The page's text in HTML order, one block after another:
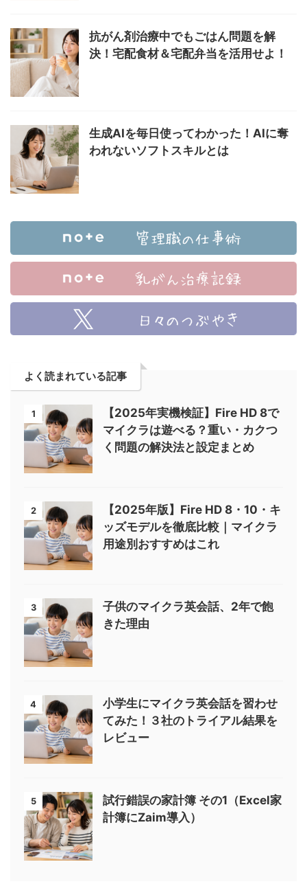
抗がん剤治療中でもごはん問題を解
決！宅配食材＆宅配弁当を活用せよ！
生成AIを毎日使ってわかった！AIに奪
われないソフトスキルとは
よく読まれている記事
1
【2025年実機検証】Fire HD 8で
マイクラは遊べる？重い・カクつ
く問題の解決法と設定まとめ
2
【2025年版】Fire HD 8・10・キ
ッズモデルを徹底比較｜マイクラ
用途別おすすめはこれ
3
子供のマイクラ英会話、2年で飽
きた理由
4
小学生にマイクラ英会話を習わせ
てみた！３社のトライアル結果を
レビュー
5
試行錯誤の家計簿 その1（Excel家
計簿にZaim導入）